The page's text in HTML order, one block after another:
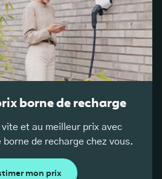
borne de recharge
vite et au meilleur prix avec
de recharge chez vous.
mon prix